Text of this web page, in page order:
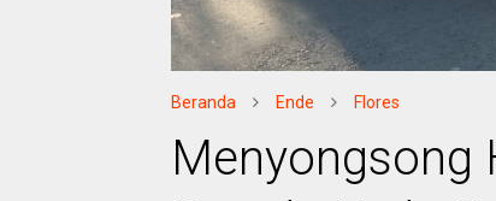
Beranda Ende Flores
Menyongsong